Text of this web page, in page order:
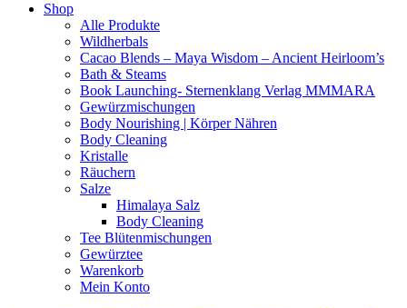
Shop
Alle Produkte
Wildherbals
Cacao Blends – Maya Wisdom – Ancient Heirloom’s
Bath & Steams
Book Launching- Sternenklang Verlag MMMARA
Gewürzmischungen
Body Nourishing | Körper Nähren
Body Cleaning
Kristalle
Räuchern
Salze
Himalaya Salz
Body Cleaning
Tee Blütenmischungen
Gewürztee
Warenkorb
Mein Konto